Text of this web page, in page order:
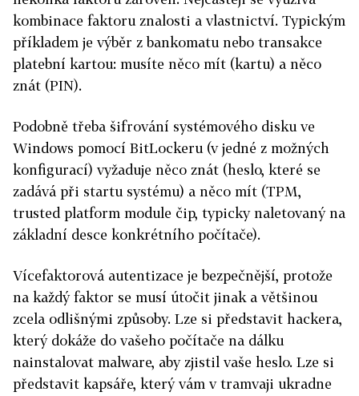
kombinace faktoru znalosti a vlastnictví. Typickým
příkladem je výběr z bankomatu nebo transakce
platební kartou: musíte něco mít (kartu) a něco
znát (PIN).
Podobně třeba šifrování systémového disku ve
Windows pomocí BitLockeru (v jedné z možných
konfigurací) vyžaduje něco znát (heslo, které se
zadává při startu systému) a něco mít (TPM,
trusted platform module čip, typicky naletovaný na
základní desce konkrétního počítače).
Vícefaktorová autentizace je bezpečnější, protože
na každý faktor se musí útočit jinak a většinou
zcela odlišnými způsoby. Lze si představit hackera,
který dokáže do vašeho počítače na dálku
nainstalovat malware, aby zjistil vaše heslo. Lze si
představit kapsáře, který vám v tramvaji ukradne